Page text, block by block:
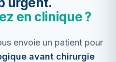
en clinique ?
envoie un patient pour
avant chirurgie